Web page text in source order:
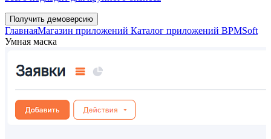
Получить демоверсию
ГлавнаяМагазин приложений Каталог приложений BPMSoft
Умная маска